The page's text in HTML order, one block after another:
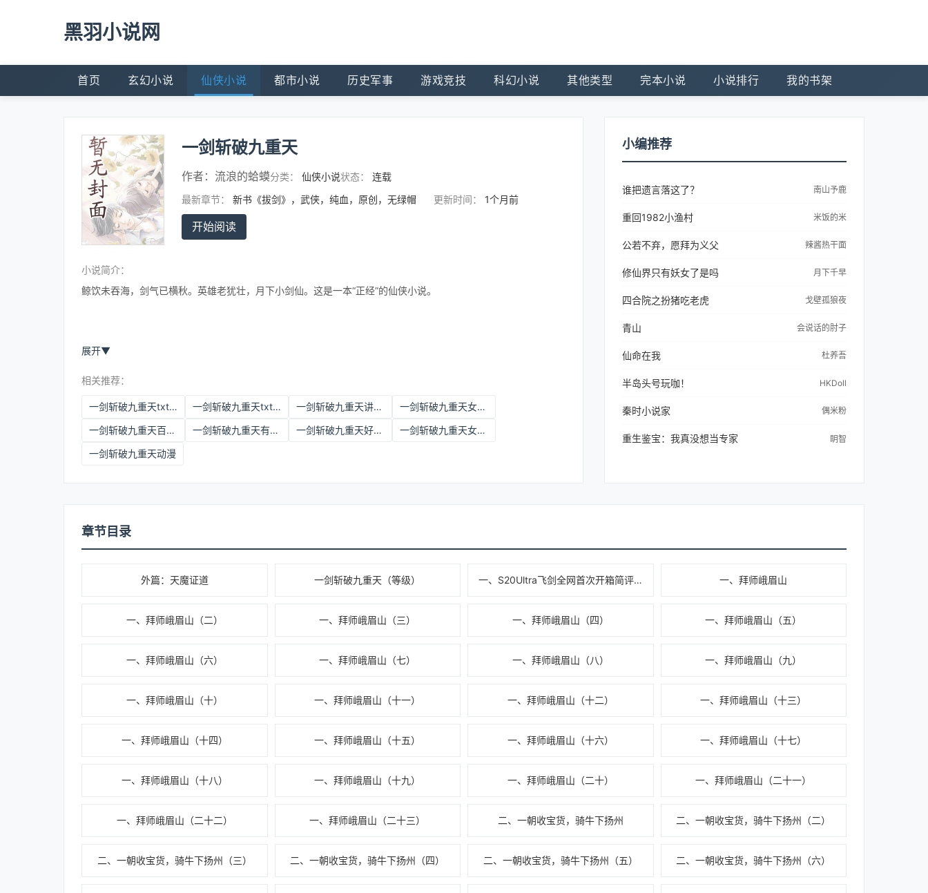
黑羽小说网
首页 玄幻小说 仙侠小说 都市小说 历史军事 游戏竞技 科幻小说 其他类型 完本小说 小说排行 我的书架
一剑斩破九重天
作者： 流浪的蛤蟆分类： 仙侠小说状态：
连载
最新章节：
新书《拔剑》，武侠，纯血，原创，无绿帽 更新时间： 1个月前
开始阅读
小说简介：
鲸饮未吞海，剑气已横秋。英雄老犹壮，月下小剑仙。这是一本“正经”的仙侠小说。
展开▼
相关推荐：
一剑斩破九重天txt百度云 一剑斩破九重天txt全本 一剑斩破九重天讲的是什么呀
一剑斩破九重天女主角有几个
一剑斩破九重天百度网盘
一剑斩破九重天有女主吗 一剑斩破九重天好看吗
一剑斩破九重天女主角是谁
一剑斩破九重天动漫
小编推荐
谁把遗言落这了？ 南山予鹿
重回1982小渔村 米饭的米
公若不弃，愿拜为义父 辣酱热干面
修仙界只有妖女了是吗 月下千早
四合院之扮猪吃老虎 戈壁孤狼夜
青山 会说话的肘子
仙命在我 杜养吾
半岛头号玩咖！ HKDoll
秦时小说家 偶米粉
重生鉴宝：我真没想当专家 眀智
章节目录
外篇：天魔证道 一剑斩破九重天（等级） 一、S20Ultra飞剑全网首次开箱简评（原定副本） 一、拜师峨眉山
一、拜师峨眉山（二） 一、拜师峨眉山（三） 一、拜师峨眉山（四） 一、拜师峨眉山（五）
一、拜师峨眉山（六） 一、拜师峨眉山（七） 一、拜师峨眉山（八） 一、拜师峨眉山（九）
一、拜师峨眉山（十） 一、拜师峨眉山（十一） 一、拜师峨眉山（十二） 一、拜师峨眉山（十三）
一、拜师峨眉山（十四） 一、拜师峨眉山（十五） 一、拜师峨眉山（十六） 一、拜师峨眉山（十七）
一、拜师峨眉山（十八） 一、拜师峨眉山（十九） 一、拜师峨眉山（二十） 一、拜师峨眉山（二十一）
一、拜师峨眉山（二十二） 一、拜师峨眉山（二十三） 二、一朝收宝货，骑牛下扬州 二、一朝收宝货，骑牛下扬州（二）
二、一朝收宝货，骑牛下扬州（三） 二、一朝收宝货，骑牛下扬州（四） 二、一朝收宝货，骑牛下扬州（五） 二、一朝收宝货，骑牛下扬州（六）